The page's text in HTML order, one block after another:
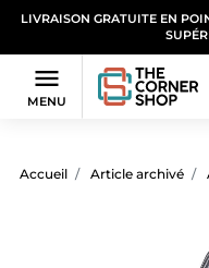
LIVRAISON GRATUITE EN

MENU
Accueil Article archivé